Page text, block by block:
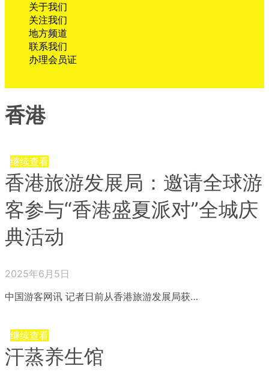
关于我们
关注我们
地方频道
联系我们
办理会员证
香港
继续查看
香港旅游发展局：邀请全球游
客参与“香港盛夏派对”全城庆
典活动
2025年6月5日
中国游客网讯 记者日前从香港旅游发展局获…
继续查看
汗蒸养生馆